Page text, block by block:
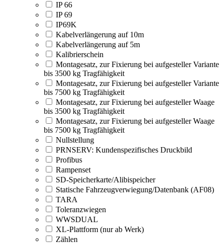
IP 66
IP 69
IP69K
Kabelverlängerung auf 10m
Kabelverlängerung auf 5m
Kalibrierschein
Montagesatz, zur Fixierung bei aufgesteller Variante
bis 3500 kg Tragfähigkeit
Montagesatz, zur Fixierung bei aufgesteller Variante
bis 7500 kg Tragfähigkeit
Montagesatz, zur Fixierung bei aufgesteller Waage
bis 3500 kg Tragfähigkeit
Montagesatz, zur Fixierung bei aufgesteller Waage
bis 7500 kg Tragfähigkeit
Nullstellung
PRNSERV: Kundenspezifisches Druckbild
Profibus
Rampenset
SD-Speicherkarte/Alibispeicher
Statische Fahrzeugverwiegung/Datenbank (AF08)
TARA
Toleranzwiegen
WWSDUAL
XL-Plattform (nur ab Werk)
Zählen